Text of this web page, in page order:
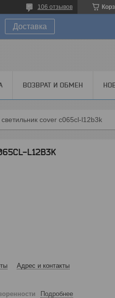
106 отзывов
Доставка
ВОЗВРАТ И ОБМЕН
cover c065cl-l12b3k
L12B3K
Адрес и контакты
Подробнее